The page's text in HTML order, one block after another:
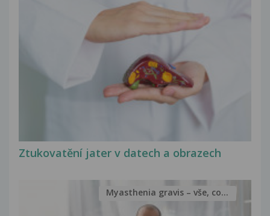
Ztukovatění jater v datech a obrazech
Myasthenia gravis – vše, co...